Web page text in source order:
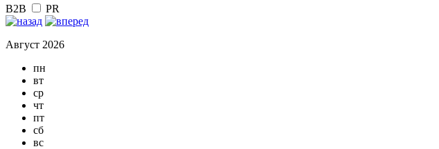
B2B PR
Август 2026
пн
вт
ср
чт
пт
сб
вс